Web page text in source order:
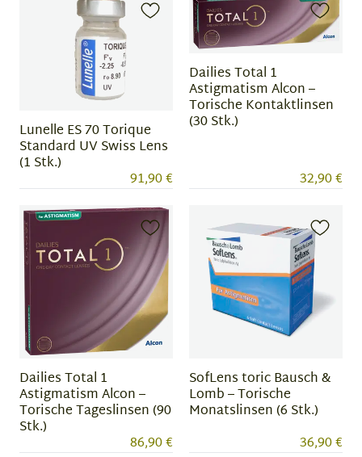
Lunelle ES 70 Torique
Standard UV Swiss Lens
(1 Stk.)
91,90 €
Dailies Total 1
Astigmatism Alcon –
Torische Kontaktlinsen
(30 Stk.)
32,90 €
Dailies Total 1
Astigmatism Alcon –
Torische Tageslinsen (90
Stk.)
86,90 €
SofLens toric Bausch &
Lomb – Torische
Monatslinsen (6 Stk.)
36,90 €